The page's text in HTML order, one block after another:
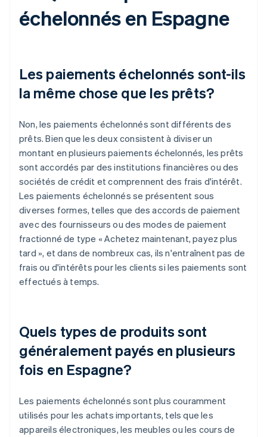
échelonnés en Espagne
Les paiements échelonnés sont-ils
la même chose que les prêts?
Non, les paiements échelonnés sont différents des
prêts. Bien que les deux consistent à diviser un
montant en plusieurs paiements échelonnés, les prêts
sont accordés par des institutions financières ou des
sociétés de crédit et comprennent des frais d'intérêt.
Les paiements échelonnés se présentent sous
diverses formes, telles que des accords de paiement
avec des fournisseurs ou des modes de paiement
fractionné de type « Achetez maintenant, payez plus
tard », et dans de nombreux cas, ils n'entraînent pas de
frais ou d'intérêts pour les clients si les paiements sont
effectués à temps.
Quels types de produits sont
généralement payés en plusieurs
fois en Espagne?
Les paiements échelonnés sont plus couramment
utilisés pour les achats importants, tels que les
appareils électroniques, les meubles ou les cours de